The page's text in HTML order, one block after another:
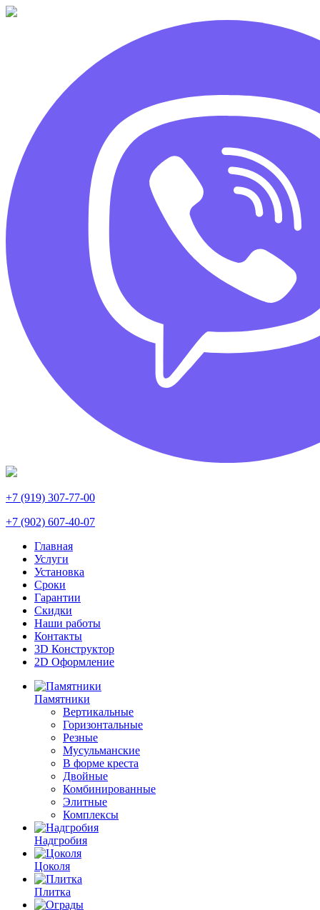
+7 (919) 307-77-00
+7 (902) 607-40-07
Главная
Услуги
Установка
Сроки
Гарантии
Скидки
Наши работы
Контакты
3D Конструктор
2D Оформление
Памятники
Вертикальные
Горизонтальные
Резные
Мусульманские
В форме креста
Двойные
Комбинированные
Элитные
Комплексы
Надгробия
Цоколя
Плитка